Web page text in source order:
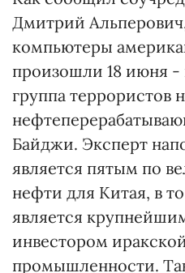
Дмитрий
компьютеры
произошли 18 июня -
группа террористов
Байджи. Эксперт
является пятым по
нефти для Китая, в
является
инвестором
промышленности.